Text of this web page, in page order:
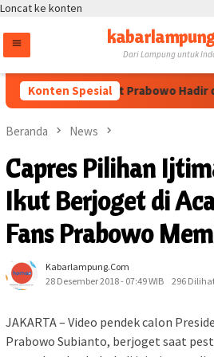
Loncat ke konten
Dari Lampung untuk
Konten Spesial
Listyo Sigit Prabowo Hadir
Beranda News
Capres Pilihan
Ikut Berjoget di
Fans Prabowo
Kabarlampung.com
28 Desember 2018 - 07:49 WIB
296
JAKARTA – Video pendek calon
Prabowo Subianto, berjoget saat